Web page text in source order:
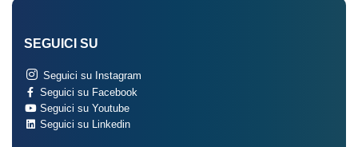
SEGUICI SU
Seguici su Instagram
Seguici su Facebook
Seguici su Youtube
Seguici su Linkedin